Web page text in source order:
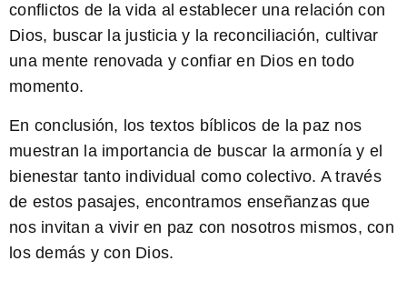
conflictos de la vida al establecer una relación con
Dios, buscar la justicia y la reconciliación, cultivar
una mente renovada y confiar en Dios en todo
momento.
En conclusión, los textos bíblicos de la paz nos
muestran la importancia de buscar la armonía y el
bienestar tanto individual como colectivo. A través
de estos pasajes, encontramos enseñanzas que
nos invitan a vivir en paz con nosotros mismos, con
los demás y con Dios.